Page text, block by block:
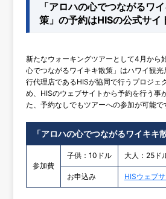
「アロハの心でつながるワ
策」の予約はHISの公式サイ
新たなウォーキングツアーとして4月から
心でつながるワイキキ散策」はハワイ観
行代理店であるHISが協同で行うプロジェ
め、HISのウェブサイトから予約を行う事
た、予約なしでもツアーへの参加が可能で
「アロハの心でつながるワイキキ
参加費
子供：10ドル 大人：25ド
お申込み HISウェブ